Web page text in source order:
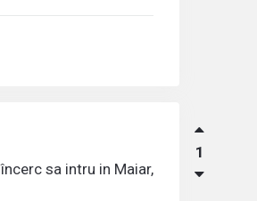
1
sa intru in Maiar,